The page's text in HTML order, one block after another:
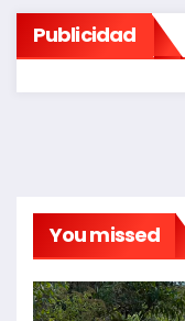
Publicidad
You missed